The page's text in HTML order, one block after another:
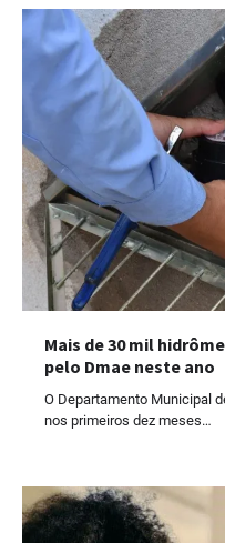
Mais de 30 mil
pelo Dmae neste ano
O Departamento Municipal
nos primeiros dez meses…